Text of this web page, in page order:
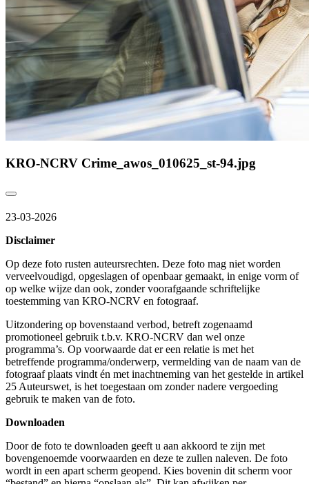
KRO-NCRV Crime_awos_010625_st-94.jpg
23-03-2026
Disclaimer
Op deze foto rusten auteursrechten. Deze foto mag niet worden
verveelvoudigd, opgeslagen of openbaar gemaakt, in enige vorm of
op welke wijze dan ook, zonder voorafgaande schriftelijke
toestemming van KRO-NCRV en fotograaf.
Uitzondering op bovenstaand verbod, betreft zogenaamd
promotioneel gebruik t.b.v. KRO-NCRV dan wel onze
programma’s. Op voorwaarde dat er een relatie is met het
betreffende programma/onderwerp, vermelding van de naam van de
fotograaf plaats vindt én met inachtneming van het gestelde in artikel
25 Auteurswet, is het toegestaan om zonder nadere vergoeding
gebruik te maken van de foto.
Downloaden
Door de foto te downloaden geeft u aan akkoord te zijn met
bovengenoemde voorwaarden en deze te zullen naleven. De foto
wordt in een apart scherm geopend. Kies bovenin dit scherm voor